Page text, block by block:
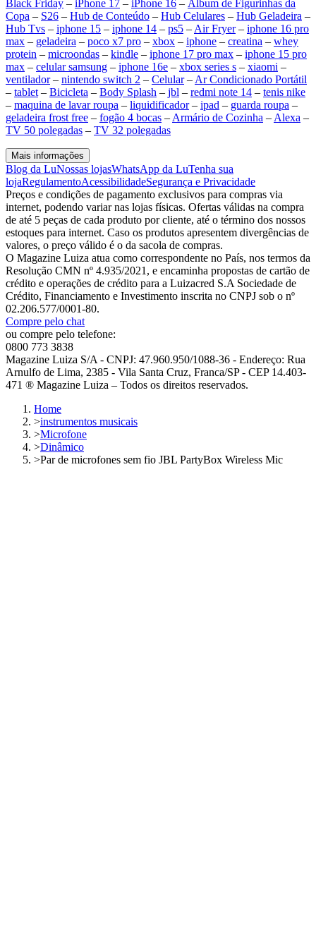
Black Friday – iPhone 17 – iPhone 16 – Álbum de Figurinhas da
Copa – S26 – Hub de Conteúdo – Hub Celulares – Hub Geladeira –
Hub Tvs – iphone 15 – iphone 14 – ps5 – Air Fryer– iphone 16 pro
max – geladeira – poco x7 pro – xbox – iphone – creatina – whey
protein – microondas – kindle – iphone 17 pro max – iphone 15 pro
max – celular samsung – iphone 16e – xbox series s – xiaomi –
ventilador– nintendo switch 2 – Celular– Ar Condicionado Portátil
– tablet – Bicicleta – Body Splash – jbl – redmi note 14 – tenis nike
– maquina de lavar roupa – liquidificador– ipad – guarda roupa –
geladeira frost free – fogão 4 bocas – Armário de Cozinha – Alexa –
TV 50 polegadas – TV 32 polegadas
Mais informações
Blog da LuNossas lojasWhatsApp da LuTenha sua
lojaRegulamentoAcessibilidadeSegurança e Privacidade
Preços e condições de pagamento exclusivos para compras via
internet, podendo variar nas lojas físicas. Ofertas válidas na compra
de até 5 peças de cada produto por cliente, até o término dos nossos
estoques para internet. Caso os produtos apresentem divergências de
valores, o preço válido é o da sacola de compras.
O Magazine Luiza atua como correspondente no País, nos termos da
Resolução CMN nº 4.935/2021, e encaminha propostas de cartão de
crédito e operações de crédito para a Luizacred S.A Sociedade de
Crédito, Financiamento e Investimento inscrita no CNPJ sob o nº
02.206.577/0001-80.
Compre pelo chat
ou compre pelo telefone:
0800 773 3838
Magazine Luiza S/A - CNPJ: 47.960.950/1088-36 - Endereço: Rua
Arnulfo de Lima, 2385 - Vila Santa Cruz, Franca/SP - CEP 14.403-
471 ® Magazine Luiza – Todos os direitos reservados.
Home
>instrumentos musicais
>Microfone
>Dinâmico
>Par de microfones sem fio JBL PartyBox Wireless Mic